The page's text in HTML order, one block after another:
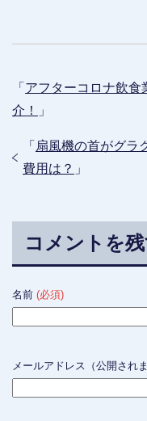
「 アフターコロナ飲食
介！
」
「 扇風機の首がグラ
費用は？ 」
コメントを
名前 (必須)
メールアドレス（公開され